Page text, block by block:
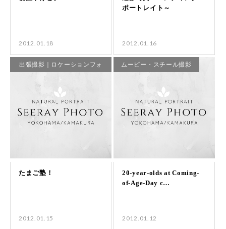
2012.01.18 2012.01.16
出張撮影｜ロケーションフォ
2012.01.15
ムービー・スチール撮影
2012.01.12